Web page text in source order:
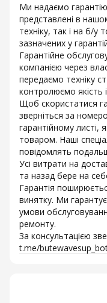
Ми надаємо гарантію
представлені в
техніку, так і на б/у
зазначених у
Гарантійне
компанією через
передаємо техніку
контролюємо якість
Щоб скористатися
зверніться за
гарантійному листі,
товаром. Наші
повідомлять
Усі витрати на
та назад бере на
Гарантія
винятку. Ми
умови
ремонту.
За консультацією
t.me/